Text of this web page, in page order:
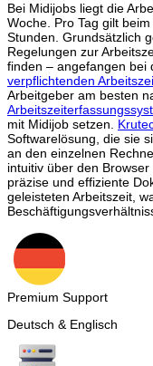
Bei Midijobs liegt die
Woche. Pro Tag gilt
Stunden. Grundsätzlich
Regelungen zur
finden – angefangen bei
verpflichtenden
Arbeitgeber am besten
mit Midijob setzen.
Softwarelösung, die sie
an den einzelnen
intuitiv über den
präzise und effiziente
geleisteten Arbeitszeit,
Premium Support
Deutsch & Englisch